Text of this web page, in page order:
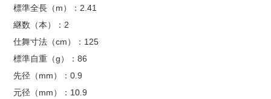
標準全長（m）：2.41
継数（本）：2
仕舞寸法（cm）：125
標準自重（g）：86
先径（mm）：0.9
元径（mm）：10.9